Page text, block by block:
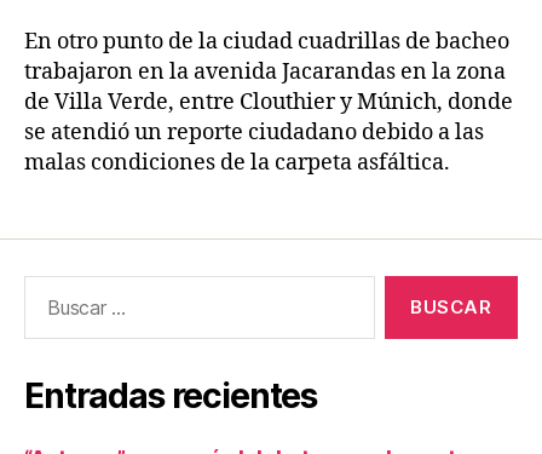
En otro punto de la ciudad cuadrillas de bacheo
trabajaron en la avenida Jacarandas en la zona
de Villa Verde, entre Clouthier y Múnich, donde
se atendió un reporte ciudadano debido a las
malas condiciones de la carpeta asfáltica.
Entradas recientes